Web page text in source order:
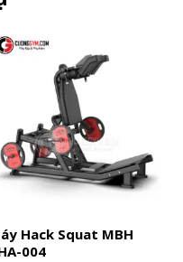
Hack Squat MBH
004